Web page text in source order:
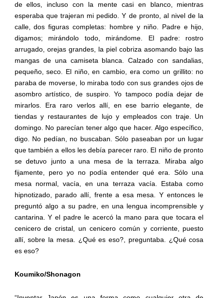
de ellos, incluso con la mente casi en blanco, mientras
esperaba que trajeran mi pedido. Y de pronto, al nivel de la
calle, dos figuras completas: hombre y niño. Padre e hijo,
digamos; mirándolo todo, mirándome. El padre: rostro
arrugado, orejas grandes, la piel cobriza asomando bajo las
mangas de una camiseta blanca. Calzado con sandalias,
pequeño, seco. El niño, en cambio, era como un grillito: no
paraba de moverse, lo miraba todo con sus grandes ojos de
asombro artístico, de suspiro. Yo tampoco podía dejar de
mirarlos. Era raro verlos allí, en ese barrio elegante, de
tiendas y restaurantes de lujo y empleados con traje. Un
domingo. No parecían tener algo que hacer. Algo específico,
digo. No pedían, no buscaban. Sólo paseaban por un lugar
que también a ellos les debía parecer raro. El niño de pronto
se detuvo junto a una mesa de la terraza. Miraba algo
fijamente, pero yo no podía entender qué era. Sólo una
mesa normal, vacía, en una terraza vacía. Estaba como
hipnotizado, parado allí, frente a esa mesa. Y entonces le
preguntó algo a su padre, en una lengua incomprensible y
cantarina. Y el padre le acercó la mano para que tocara el
cenicero de cristal, un cenicero común y corriente, puesto
allí, sobre la mesa. ¿Qué es eso?, preguntaba. ¿Qué cosa
es eso?
Koumiko/Shonagon